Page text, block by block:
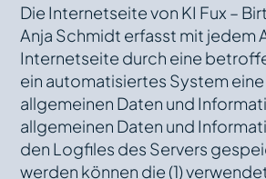
Die Internetseite von KI Fux –
Anja Schmidt erfasst mit jedem
Internetseite durch eine
ein automatisiertes System eine
allgemeinen Daten und
allgemeinen Daten und
den Logfiles des Servers
werden können die (1)